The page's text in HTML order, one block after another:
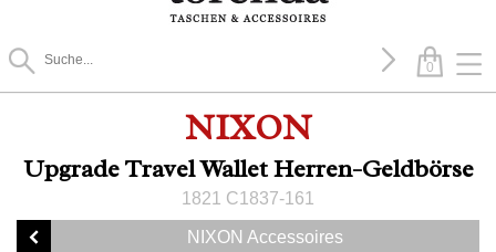
0
NIXON
Upgrade Travel Wallet Herren-Geldbörse
1821 C1837-161
NIXON Accessoires